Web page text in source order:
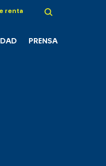
renta
PRENSA